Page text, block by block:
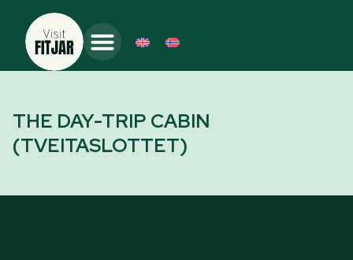
THE DAY-TRIP CABIN
(TVEITASLOTTET)